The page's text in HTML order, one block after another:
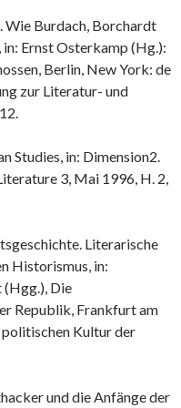
Wie Burdach, Borchardt
Ernst Osterkamp (Hg.):
Berlin, New York: de
zur Literatur- und
Studies, in: Dimension2.
3, Mai 1996, H. 2,
Literarische
Historismus, in:
(Hgg.), Die
Republik, Frankfurt am
politischen Kultur der
und die Anfänge der